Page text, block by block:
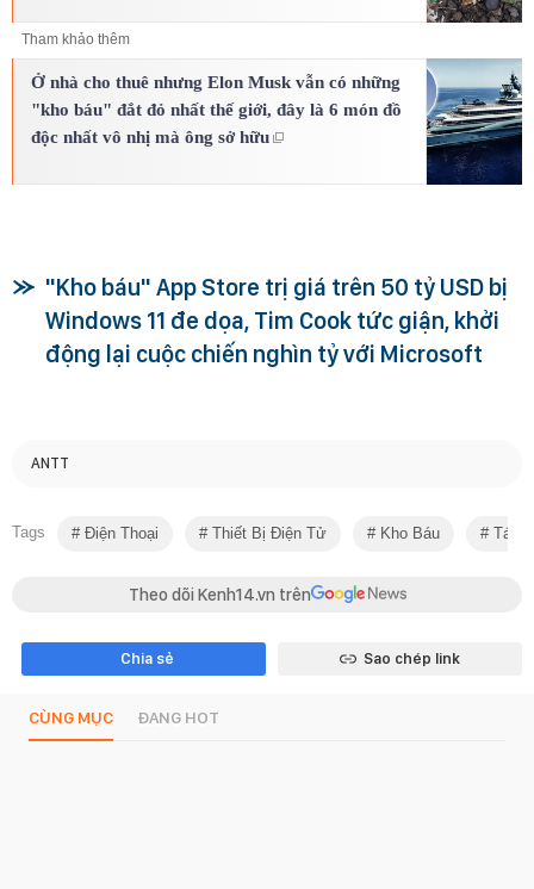
Tham khảo thêm
Ở nhà cho thuê nhưng Elon Musk vẫn có những
"kho báu" đắt đỏ nhất thế giới, đây là 6 món đồ
độc nhất vô nhị mà ông sở hữu
"Kho báu" App Store trị giá trên 50 tỷ USD bị
Windows 11 đe dọa, Tim Cook tức giận, khởi
động lại cuộc chiến nghìn tỷ với Microsoft
ANTT
Tags Điện Thoại Thiết Bị Điện Tử Kho Báu Tái
Theo dõi Kenh14.vn trên
Chia sẻ Sao chép link
CÙNG MỤC ĐANG HOT